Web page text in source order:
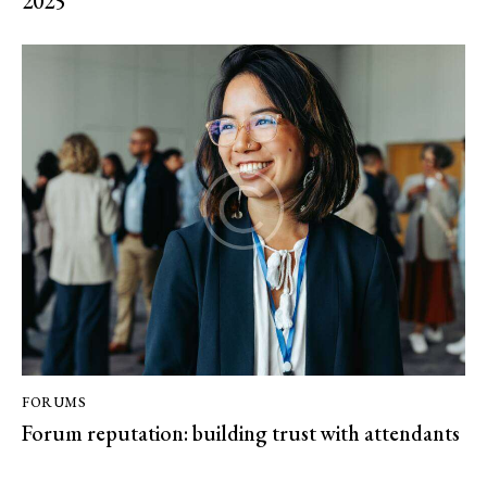
FORUMS
Forum reputation: building trust with attendants